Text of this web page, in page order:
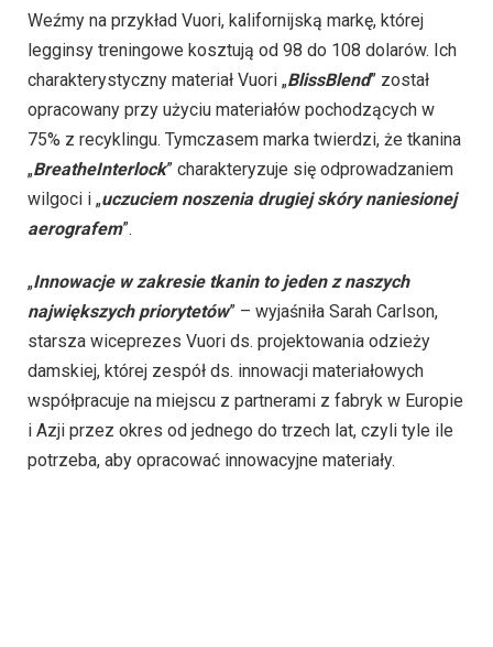
Weźmy na przykład Vuori, kalifornijską markę, której
legginsy treningowe kosztują od 98 do 108 dolarów. Ich
charakterystyczny materiał Vuori „BlissBlend” został
opracowany przy użyciu materiałów pochodzących w
75% z recyklingu. Tymczasem marka twierdzi, że tkanina
„BreatheInterlock” charakteryzuje się odprowadzaniem
wilgoci i „uczuciem noszenia drugiej skóry naniesionej
aerografem”.
„Innowacje w zakresie tkanin to jeden z naszych
największych priorytetów” – wyjaśniła Sarah Carlson,
starsza wiceprezes Vuori ds. projektowania odzieży
damskiej, której zespół ds. innowacji materiałowych
współpracuje na miejscu z partnerami z fabryk w Europie
i Azji przez okres od jednego do trzech lat, czyli tyle ile
potrzeba, aby opracować innowacyjne materiały.